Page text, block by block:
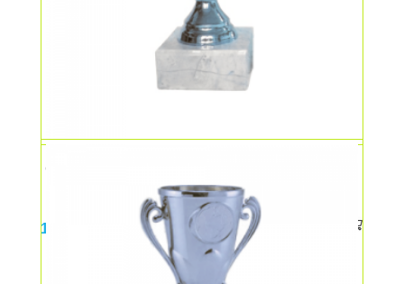
Cupa mica – argint
18,00